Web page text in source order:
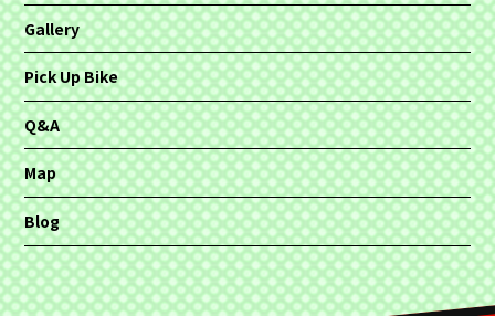
Gallery
Pick Up Bike
Q&A
Map
Blog